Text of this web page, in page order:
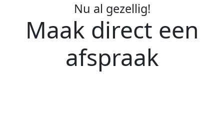
Nu al gezellig!
Maak direct een
afspraak